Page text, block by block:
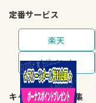
定番サービス
楽天
dポイント
キャンペーン・特集